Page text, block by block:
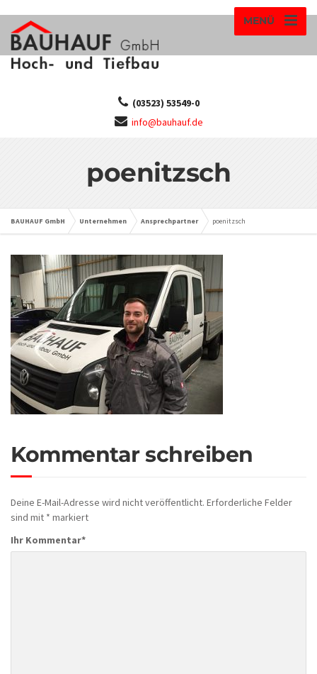
MENÜ
(03523) 53549-0
info@bauhauf.de
poenitzsch
BAUHAUF GmbH Unternehmen Ansprechpartner poenitzsch
Kommentar schreiben
Deine E-Mail-Adresse wird nicht veröffentlicht. Erforderliche Felder
sind mit * markiert
Ihr Kommentar*